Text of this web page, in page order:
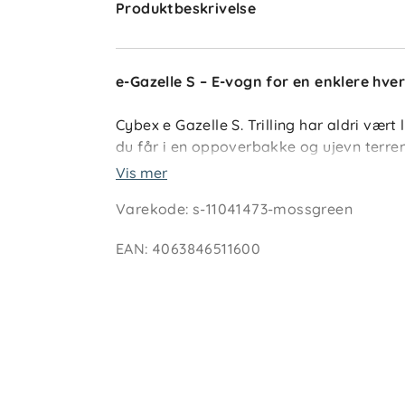
Produktbeskrivelse
e-Gazelle S – E-vogn for en enklere
Cybex e Gazelle S. Trilling har aldri
du får i en oppoverbakke og ujevn
babyen din og deres søsken en jevn
tilbake ved å trykke på en knapp.
handlekurv på 23 kg kan du enkelt ha
Vis mer
Varekode:s-11041473-mossgreen
EAN: 4063846511600